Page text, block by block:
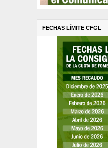
FECHAS LÍMITE CFGL